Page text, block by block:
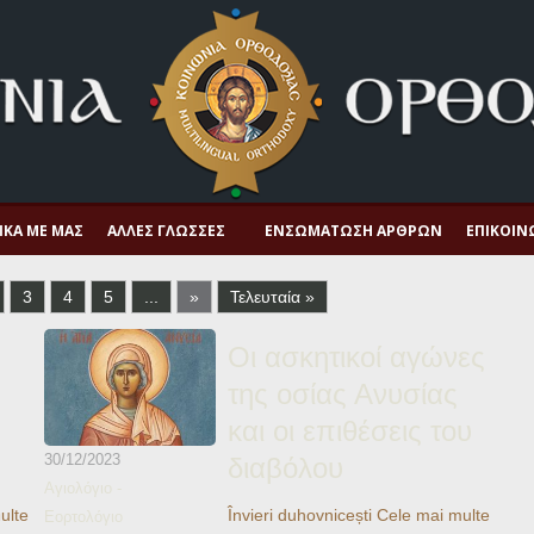
ΜΕ ΜΑΣ ΆΛΛΕΣ ΓΛΏΣΣΕΣ ΕΝΣΩΜΆΤΩΣΗ ΆΡΘΡΩΝ
3 4 5 » Τελευταία »
30/12/2023
Αγιολόγιο -
Εορτολόγιο
Οι ασκητικοί αγώνες
της οσίας Ανυσίας
και οι επιθέσεις του
διαβόλου
Învieri duhovnicești Cele mai multe